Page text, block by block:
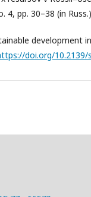
4, pp. 30–38 (in Russ.)
development
doi.org/10.2139/